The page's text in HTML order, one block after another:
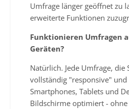
Umfrage länger geöffnet zu
erweiterte Funktionen
Funktionieren Umfragen
Geräten?
Natürlich. Jede Umfrage, die
vollständig "responsive"
Smartphones, Tablets und
Bildschirme optimiert - ohne